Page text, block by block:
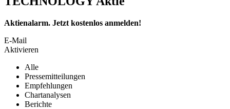
Aktienalarm. Jetzt kostenlos anmelden!
E-Mail
Aktivieren
Alle
Pressemitteilungen
Empfehlungen
Chartanalysen
Berichte